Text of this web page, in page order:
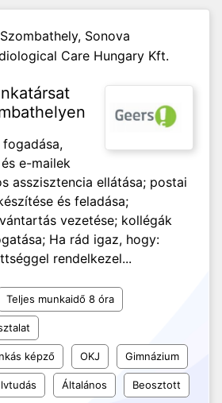
Szombathely, Sonova
Care Hungary Kft.
e-mailek
asszisztencia ellátása; postai
és feladása;
vezetése; kollégák
Ha rád igaz, hogy:
rendelkezel...
Teljes munkaidő 8 óra
képző OKJ Gimnázium
Általános Beosztott